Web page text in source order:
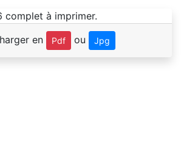
en Pdf ou Jpg